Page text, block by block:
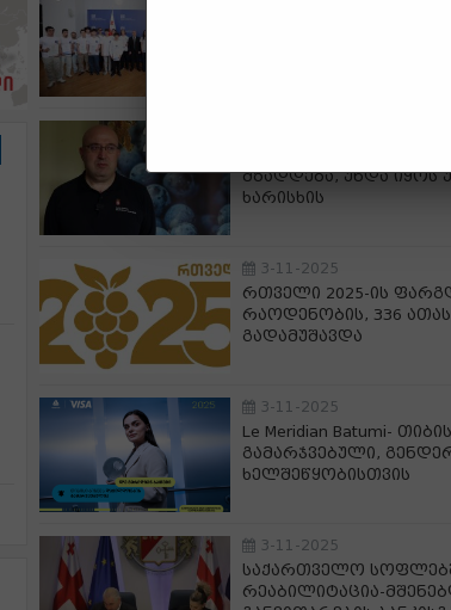
გივი მიქანაძემ 2024-
ლევან მეხუზლა:
მზადდება, უნდა
ხარისხის
3-11-2025
რთველი 2025-ის
რაოდენობის, 336
გადამუშავდა
3-11-2025
Le Meridian Batumi-
გამარჯვებული,
ხელშეწყობისთვის
3-11-2025
საქართველო
რეაბილიტაცია-